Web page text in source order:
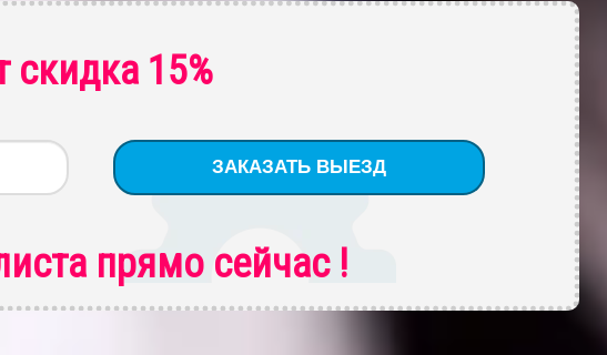
скидка 15%
прямо сейчас !